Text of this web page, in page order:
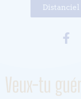
Distanciel
Veux-tu